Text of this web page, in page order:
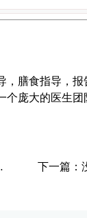
，膳食指导，
个庞大的医生团
下一篇：